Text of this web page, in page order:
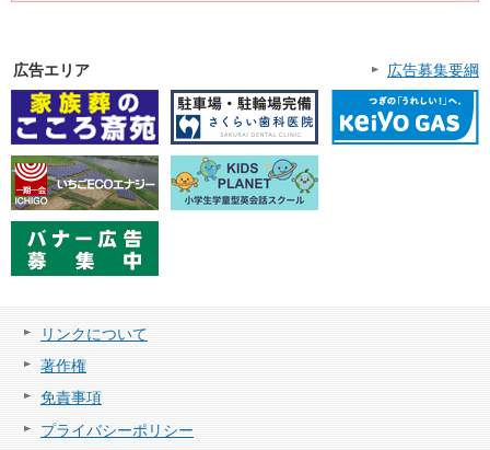
広告エリア 広告募集要綱
リンクについて
著作権
免責事項
プライバシーポリシー